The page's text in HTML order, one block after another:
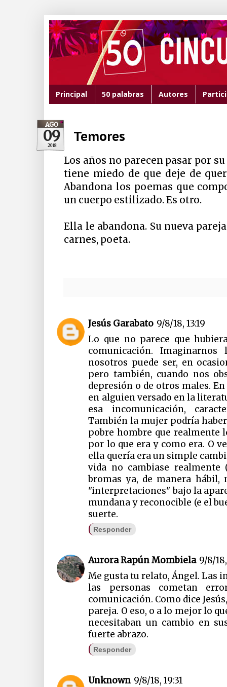
Principal 50 palabras Autores
AGO
09
2018
Temores
Los años no parecen pasar por
tiene miedo de que deje de
Abandona los poemas que
un cuerpo estilizado. Es otro.
Ella le abandona. Su nueva
carnes, poeta.
Jesús Garabato 9/8/18, 13:19
Lo que no parece que
comunicación.
nosotros puede ser, en
pero también, cuando nos
depresión o de otros males.
en alguien versado en la
esa incomunicación,
También la mujer podría
pobre hombre que realmente
por lo que era y como era. O
ella quería era un simple
vida no cambiase realmente
bromas ya, de manera
"interpretaciones" bajo la
mundana y reconocible (e el
suerte.
Responder
Aurora Rapún Mombiela 9/8/
Me gusta tu relato, Ángel. Las
las personas cometan
comunicación. Como dice
pareja. O eso, o a lo mejor lo
necesitaban un cambio en sus
fuerte abrazo.
Responder
Unknown 9/8/18, 19:31